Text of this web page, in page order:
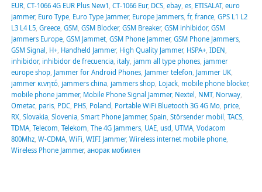
EUR, CT-1066 4G EUR Plus New1 CT-1066 Eur, DCS, ebay, es, ETISALAT, euro
jammer, Euro Type, Euro Type Jammer, Europe Jammers, fr, france, GPS L1 L2
L3 L4 L5, Greece, GSM, GSM Blocker, GSM Breaker, GSM inhibidor, GSM
Jammers Europe, GSM Jammet, GSM Phone Jammer, GSM Phone Jammers,
GSM Signal H+, Handheld Jammer, High Quality Jammer, HSPA+, IDEN
inhibidor, inhibidor de frecuencia, italy, jamm all type phones, jammer
europe shop, Jammer for Android Phones, Jammer telefon Jammer UK,
jammer κινητό, jammers china, jammers shop, Lojack, mobile phone blocker,
mobile phone jammer, Mobile Phone Signal Jammer, Nextel NMT, Norway,
Ometac, paris, PDC, PHS, Poland Portable WiFi Bluetooth 3G 4G Mo, price,
RX, Slovakia, Slovenia, Smart Phone Jammer, Spain Störsender mobil TACS,
TDMA, Telecom Telekom The 4G Jammers, UAE, usd UTMA, Vodacom
800Mhz, W-CDMA, WiFi WIFI Jammer, Wireless internet mobile phone,
Wireless Phone Jammer, анорак мобилен